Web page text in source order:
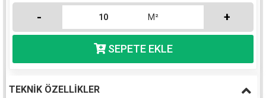
- M² +
TEKNIK ÖZELLIKLER